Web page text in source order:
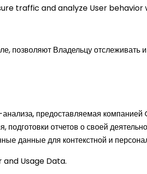
traffic and analyze User
позволяют Владельцу
предоставляемая
подготовки отчетов о своей
данные для контекстной и
Usage Data.